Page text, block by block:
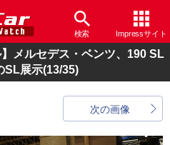
検索 Impressサイト
メルセデス・ベンツ、190 SL
SL展示(13/35)
次の画像